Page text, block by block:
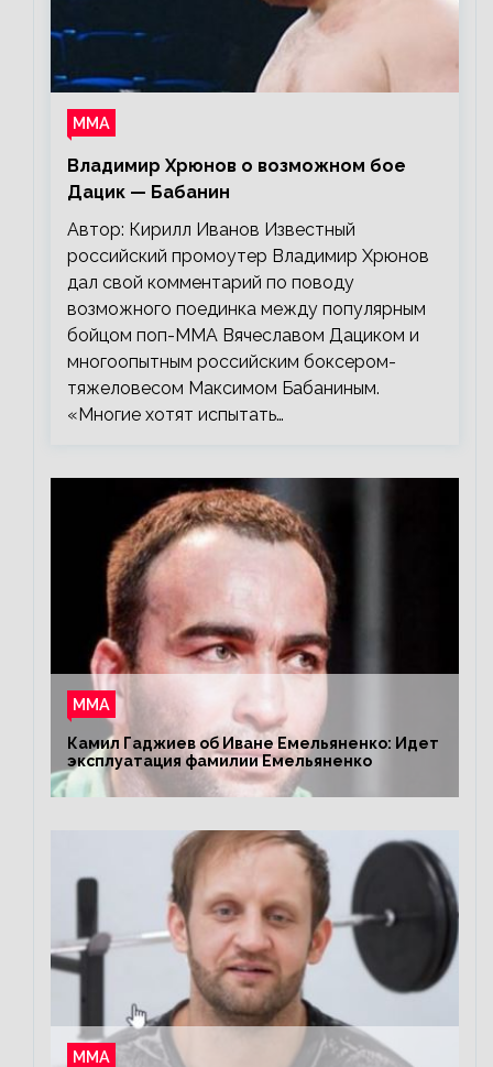
ММА
Владимир Хрюнов о возможном бое
Дацик — Бабанин
Автор: Кирилл Иванов Известный
российский промоутер Владимир Хрюнов
дал свой комментарий по поводу
возможного поединка между популярным
бойцом поп-ММА Вячеславом Дациком и
многоопытным российским боксером-
тяжеловесом Максимом Бабаниным.
«Многие хотят испытать…
ММА
Камил Гаджиев об Иване Емельяненко: Идет
эксплуатация фамилии Емельяненко
ММА